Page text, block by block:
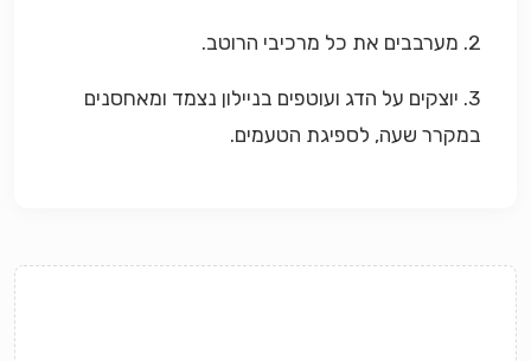
2. מערבבים את כל מרכיבי הרוטב.
3. יוצקים על הדג ועוטפים בניילון נצמד ומאחסנים
במקרר שעה, לספיגת הטעמים.